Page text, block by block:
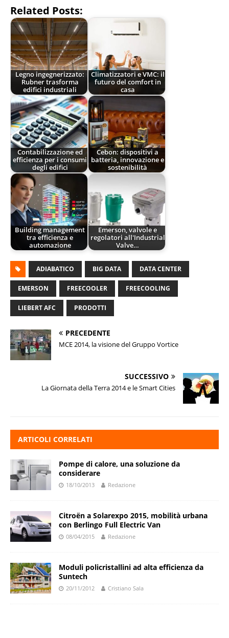
Related Posts:
Legno ingegnerizzato:
Rubner trasforma
edifici industriali
Climatizzatori e VMC: il
futuro del comfort in
casa
Contabilizzazione ed
efficienza per i consumi
degli edifici
Cebon: dispositivi a
batteria, innovazione e
sostenibilità
Building management
tra efficienza e
automazione
Emerson, valvole e
regolatori all'Industrial
Valve…
ADIABATICO BIG DATA DATA CENTER
EMERSON FREECOOLER FREECOOLING
LIEBERT AFC PRODOTTI
PRECEDENTE
MCE 2014, la visione del Gruppo Vortice
SUCCESSIVO
La Giornata della Terra 2014 e le Smart Cities
ARTICOLI CORRELATI
Pompe di calore, una soluzione da
considerare
18/10/2013 Redazione
Citroën a Solarexpo 2015, mobilità urbana
con Berlingo Full Electric Van
08/04/2015 Redazione
Moduli policristallini ad alta efficienza da
Suntech
20/11/2012 Cristiano Sala